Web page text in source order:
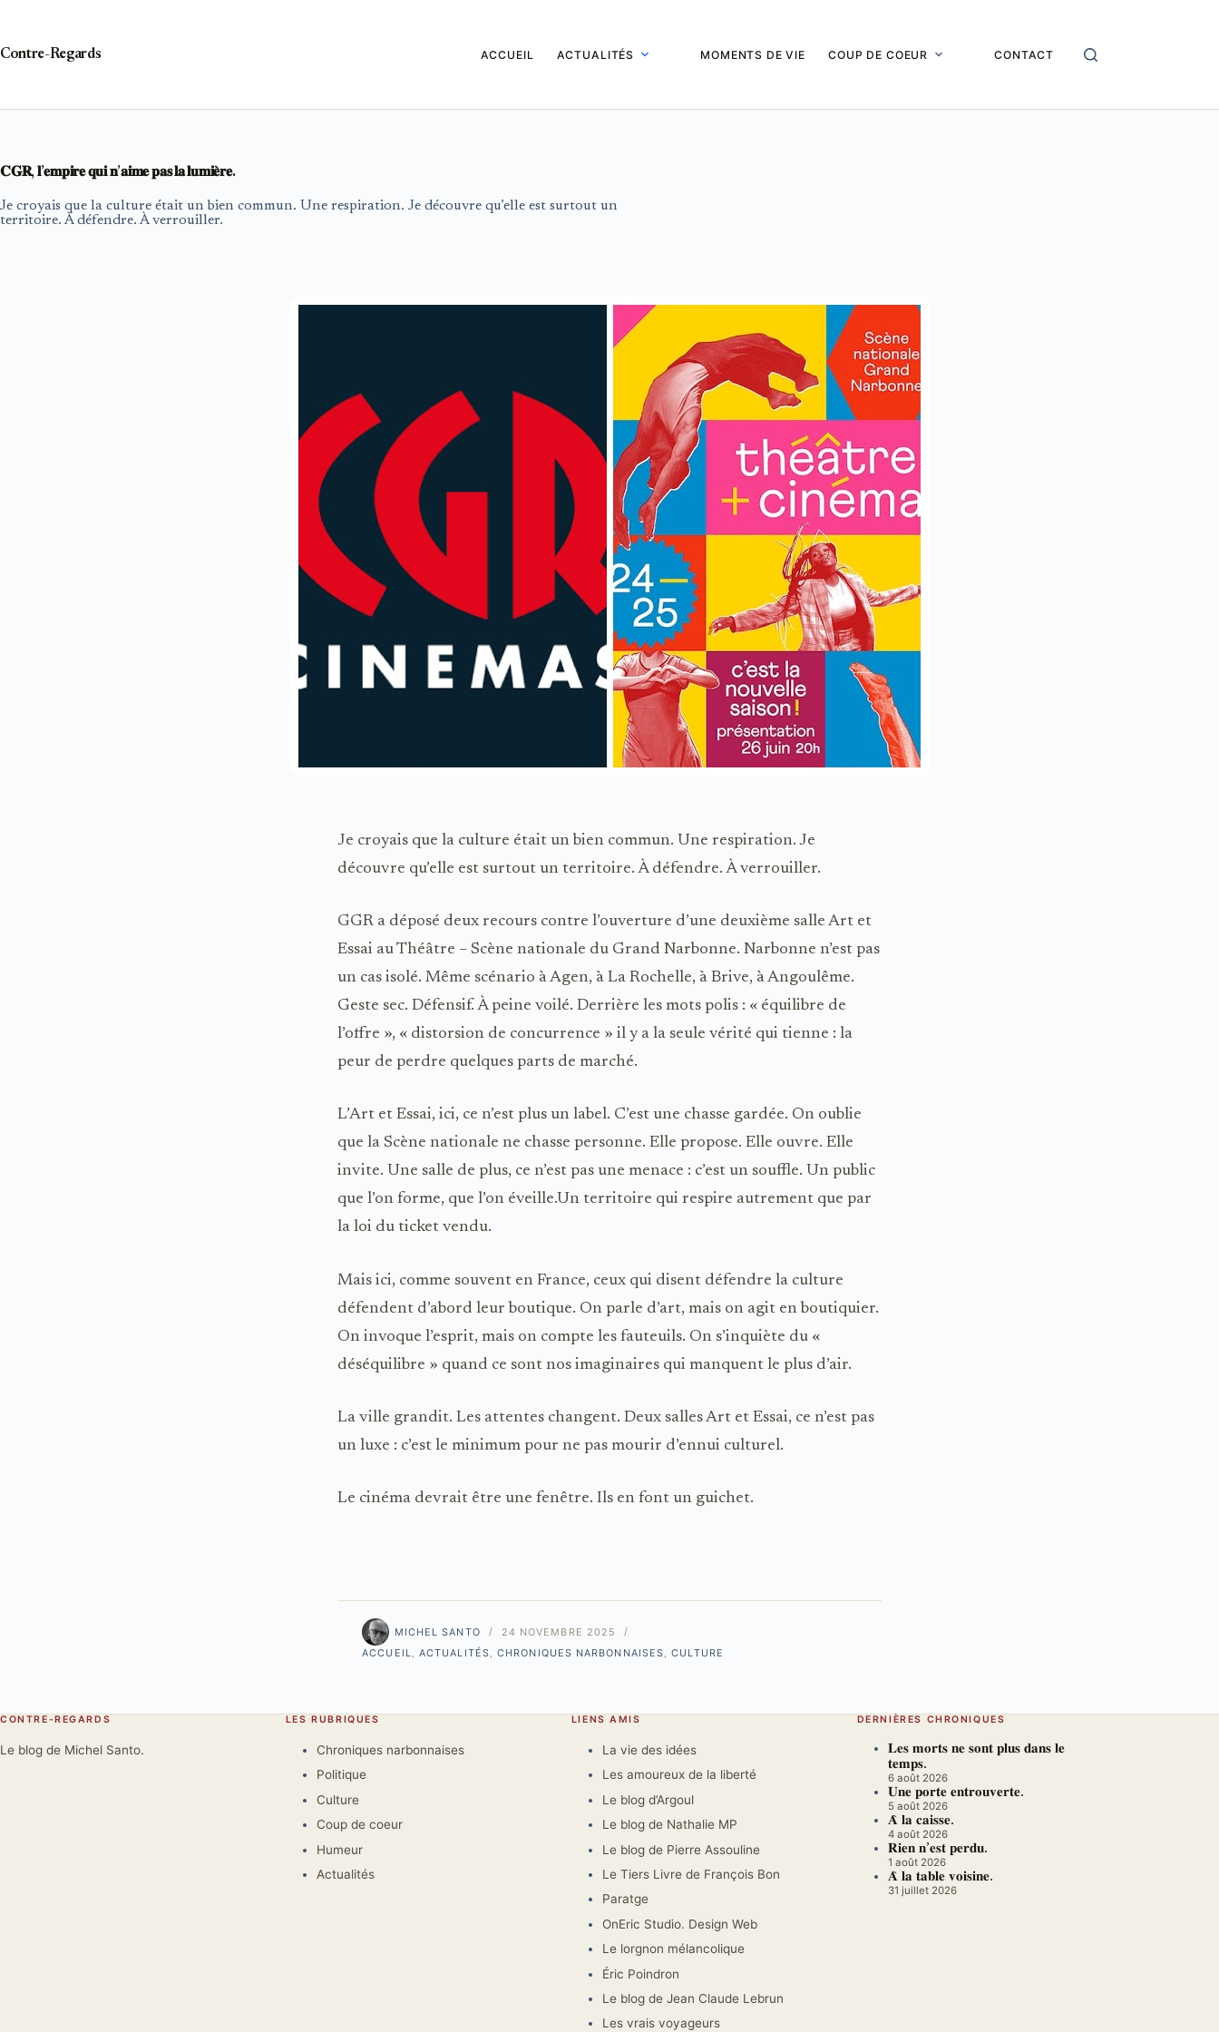
Contre-Regards
ACCUEIL ACTUALITÉS MOMENTS DE VIE COUP DE COEUR CONTACT
𝐂𝐆𝐑, 𝐥’𝐞𝐦𝐩𝐢𝐫𝐞 𝐪𝐮𝐢 𝐧’𝐚𝐢𝐦𝐞 𝐩𝐚𝐬 𝐥𝐚 𝐥𝐮𝐦𝐢𝐞̀𝐫𝐞.
Je croyais que la culture était un bien commun. Une respiration. Je découvre qu’elle est surtout un
territoire. À défendre. À verrouiller.
Je croyais que la culture était un bien commun. Une respiration. Je
découvre qu’elle est surtout un territoire. À défendre. À verrouiller.
GGR a déposé deux recours contre l’ouverture d’une deuxième salle Art et
Essai au Théâtre – Scène nationale du Grand Narbonne. Narbonne n’est pas
un cas isolé. Même scénario à Agen, à La Rochelle, à Brive, à Angoulême.
Geste sec. Défensif. À peine voilé. Derrière les mots polis : « équilibre de
l’offre », « distorsion de concurrence » il y a la seule vérité qui tienne : la
peur de perdre quelques parts de marché.
L’Art et Essai, ici, ce n’est plus un label. C’est une chasse gardée. On oublie
que la Scène nationale ne chasse personne. Elle propose. Elle ouvre. Elle
invite. Une salle de plus, ce n’est pas une menace : c’est un souffle. Un public
que l’on forme, que l’on éveille.Un territoire qui respire autrement que par
la loi du ticket vendu.
Mais ici, comme souvent en France, ceux qui disent défendre la culture
défendent d’abord leur boutique. On parle d’art, mais on agit en boutiquier.
On invoque l’esprit, mais on compte les fauteuils. On s’inquiète du «
déséquilibre » quand ce sont nos imaginaires qui manquent le plus d’air.
La ville grandit. Les attentes changent. Deux salles Art et Essai, ce n’est pas
un luxe : c’est le minimum pour ne pas mourir d’ennui culturel.
Le cinéma devrait être une fenêtre. Ils en font un guichet.
MICHEL SANTO
24 NOVEMBRE 2025
ACCUEIL, ACTUALITÉS,CHRONIQUES NARBONNAISES,CULTURE
CONTRE-REGARDS
Le blog de Michel Santo.
LES RUBRIQUES
Chroniques narbonnaises
Politique
Culture
Coup de coeur
Humeur
Actualités
LIENS AMIS
La vie des idées
Les amoureux de la liberté
Le blog d’Argoul
Le blog de Nathalie MP
Le blog de Pierre Assouline
Le Tiers Livre de François Bon
Paratge
OnEric Studio. Design Web
Le lorgnon mélancolique
Éric Poindron
Le blog de Jean Claude Lebrun
Les vrais voyageurs
DERNIÈRES CHRONIQUES
𝐋𝐞𝐬 𝐦𝐨𝐫𝐭𝐬 𝐧𝐞 𝐬𝐨𝐧𝐭 𝐩𝐥𝐮𝐬 𝐝𝐚𝐧𝐬 𝐥𝐞
𝐭𝐞𝐦𝐩𝐬.
6 août 2026
𝐔𝐧𝐞 𝐩𝐨𝐫𝐭𝐞 𝐞𝐧𝐭𝐫𝐨𝐮𝐯𝐞𝐫𝐭𝐞.
5 août 2026
𝐀̀ 𝐥𝐚 𝐜𝐚𝐢𝐬𝐬𝐞.
4 août 2026
𝐑𝐢𝐞𝐧 𝐧’𝐞𝐬𝐭 𝐩𝐞𝐫𝐝𝐮.
1 août 2026
𝐀̀ 𝐥𝐚 𝐭𝐚𝐛𝐥𝐞 𝐯𝐨𝐢𝐬𝐢𝐧𝐞.
31 juillet 2026